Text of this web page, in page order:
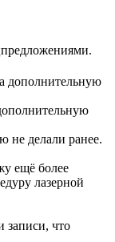
не делали ранее.
ещё более
лазерной
записи, что